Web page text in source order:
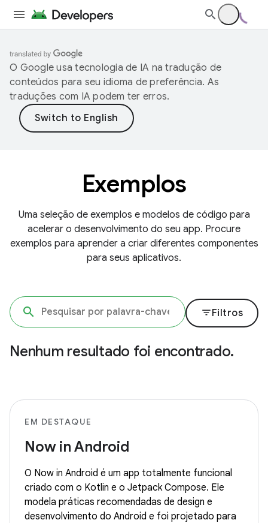
O Google usa tecnologia de IA na tradução de
conteúdos para seu idioma de preferência. As
traduções com IA podem ter erros.
Exemplos
Uma seleção de exemplos e modelos de código para
acelerar o desenvolvimento do seu app. Procure
exemplos para aprender a criar diferentes componentes
para seus aplicativos.
filter_listFiltros
Nenhum resultado foi encontrado.
EM DESTAQUE
Now in Android
O Now in Android é um app totalmente funcional
criado com o Kotlin e o Jetpack Compose. Ele
modela práticas recomendadas de design e
desenvolvimento do Android e foi projetado para